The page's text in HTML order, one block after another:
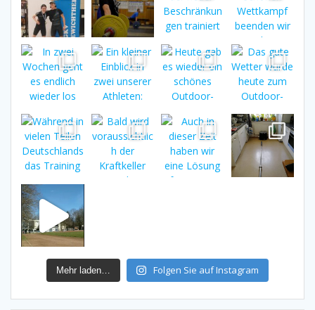
Mehr laden… Folgen Sie auf Instagram